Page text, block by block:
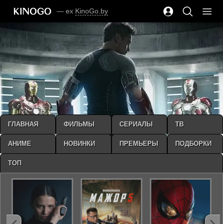
— ex KinoGo.by
ГЛАВНАЯ ФИЛЬМЫ СЕРИАЛЫ ТВ
АНИМЕ НОВИНКИ ПРЕМЬЕРЫ ПОДБОРКИ
ТОП